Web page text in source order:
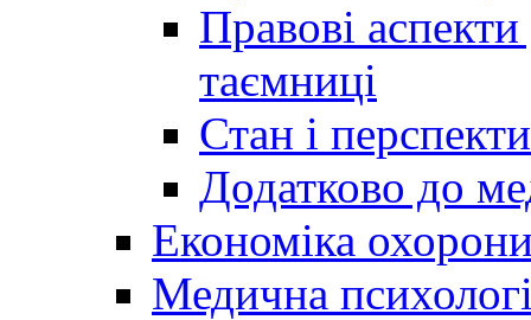
Правові
таємниці
Стан і
Додатково до
Економіка
Медична